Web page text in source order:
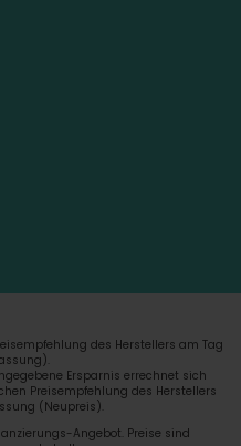
des Herstellers am Tag
Ersparnis errechnet sich
Preisempfehlung des Herstellers
(Neupreis).
Angebot. Preise sind